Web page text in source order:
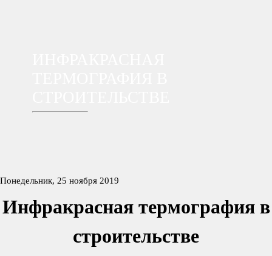
Понедельник, 25 ноября 2019
Инфракрасная термография в
строительстве